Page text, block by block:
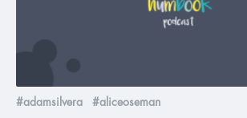
#adamsilvera #aliceoseman